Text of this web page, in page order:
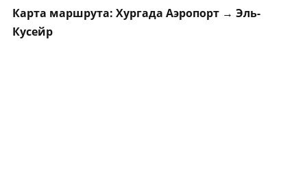
Карта маршрута: Хургада Аэропорт → Эль-
Кусейр